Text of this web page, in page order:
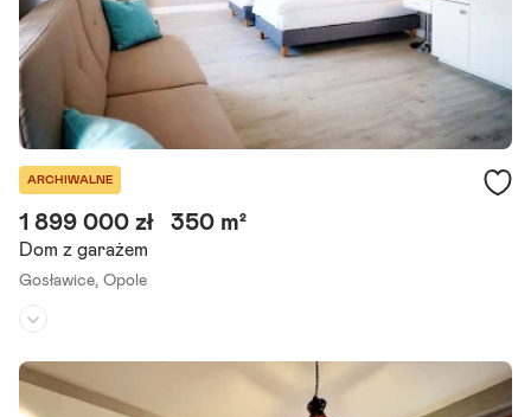
ARCHIWALNE
Dom z garażem
Gosławice, Opole
1 899 000 zł 350 m²
Powierzchnia działki: